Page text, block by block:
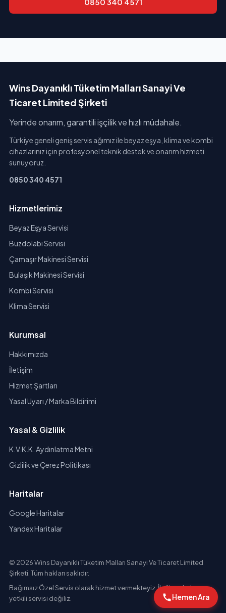
0850 340 4571
Wins Dayanıklı Tüketim Malları Sanayi Ve
Ticaret Limited Şirketi
Yerinde onarım, garantili işçilik ve hızlı müdahale.
Türkiye geneli geniş servis ağımız ile beyaz eşya, klima ve kombi
cihazlarınız için profesyonel teknik destek ve onarım hizmeti
sunuyoruz.
0850 340 4571
Hizmetlerimiz
Beyaz Eşya Servisi
Buzdolabı Servisi
Çamaşır Makinesi Servisi
Bulaşık Makinesi Servisi
Kombi Servisi
Klima Servisi
Kurumsal
Hakkımızda
İletişim
Hizmet Şartları
Yasal Uyarı / Marka Bildirimi
Yasal & Gizlilik
K.V.K.K. Aydınlatma Metni
Gizlilik ve Çerez Politikası
Haritalar
Google Haritalar
Yandex Haritalar
© 2026 Wins Dayanıklı Tüketim Malları Sanayi Ve Ticaret Limited
Şirketi. Tüm hakları saklıdır.
Bağımsız Özel Servis olarak hizmet vermekteyiz. İlgili markaların
yetkili servisi değiliz.
Hemen Ara